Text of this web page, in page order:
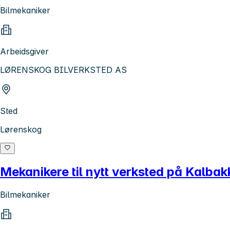
Bilmekaniker
Arbeidsgiver
LØRENSKOG BILVERKSTED AS
Sted
Lørenskog
Mekanikere til nytt verksted på
Bilmekaniker